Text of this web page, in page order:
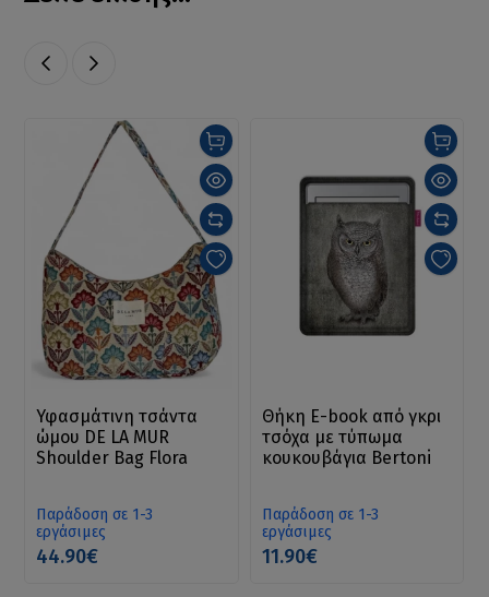
Υφασμάτινη τσάντα
ώμου DE LA MUR
Shoulder Bag Flora
Παράδοση σε 1-3
εργάσιμες
44.90€
Θήκη E-book από γκρι
τσόχα με τύπωμα
κουκουβάγια Bertoni
Παράδοση σε 1-3
εργάσιμες
11.90€